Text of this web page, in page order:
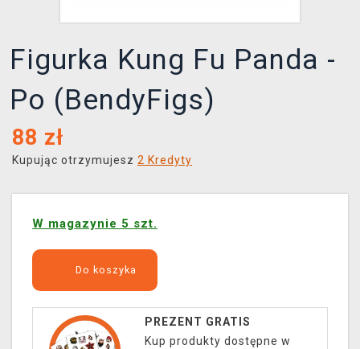
Figurka Kung Fu Panda -
Po (BendyFigs)
88 zł
Kupując otrzymujesz 2 Kredyty
W magazynie 5 szt.
Do koszyka
PREZENT GRATIS
Kup produkty dostępne w